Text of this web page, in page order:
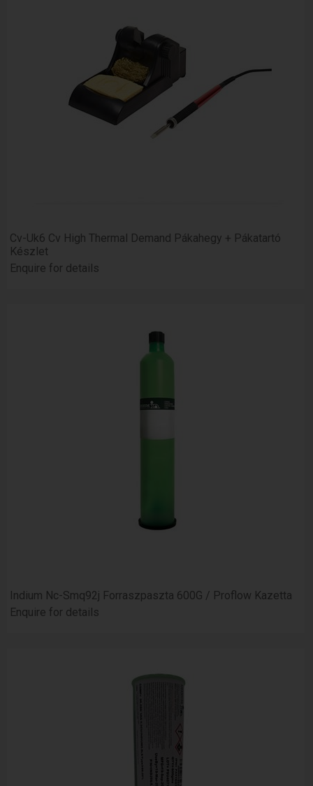
Cv-Uk6 Cv High Thermal Demand Pákahegy + Pákatartó
Készlet
Enquire for details
Indium Nc-Smq92j Forraszpaszta 600G / Proflow Kazetta
Enquire for details